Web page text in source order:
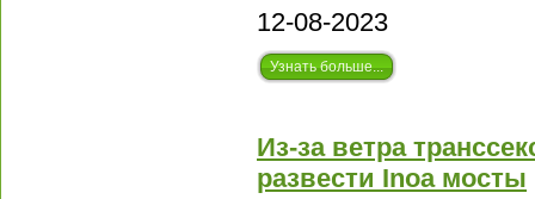
12-08-2023
Узнать больше...
Из-за ветра
развести Inoa мосты